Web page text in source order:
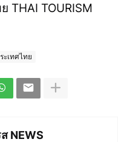
THAI TOURISM
ะเทศไทย
NEWS